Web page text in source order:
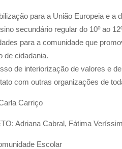
para a União Europeia e
secundário regular do 10º ao
para a comunidade que
de cidadania.
de interiorização de valores e
com outras organizações de
Carriço
Adriana Cabral, Fátima
Escolar